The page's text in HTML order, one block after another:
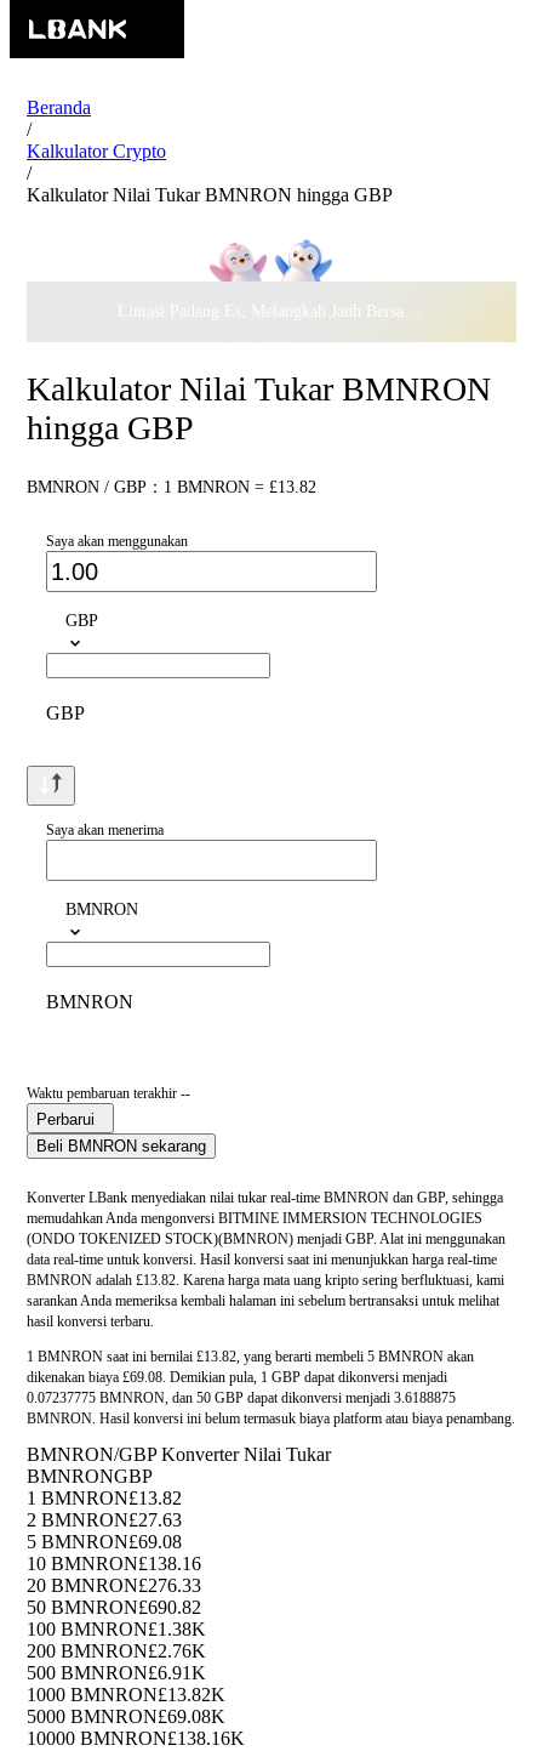
Beranda
/
Kalkulator Crypto
/
Kalkulator Nilai Tukar BMNRON hingga GBP
Lintasi Padang Es, Melangkah Jauh Bersama · Rayakan
Kalkulator Nilai Tukar BMNRON
hingga GBP
BMNRON / GBP：1 BMNRON = £13.82
Saya akan menggunakan
GBP
GBP
Saya akan menerima
BMNRON
BMNRON
Waktu pembaruan terakhir --
Perbarui
Beli BMNRON sekarang
Konverter LBank menyediakan nilai tukar real-time BMNRON dan GBP, sehingga
memudahkan Anda mengonversi BITMINE IMMERSION TECHNOLOGIES
(ONDO TOKENIZED STOCK)(BMNRON) menjadi GBP. Alat ini menggunakan
data real-time untuk konversi. Hasil konversi saat ini menunjukkan harga real-time
BMNRON adalah £13.82. Karena harga mata uang kripto sering berfluktuasi, kami
sarankan Anda memeriksa kembali halaman ini sebelum bertransaksi untuk melihat
hasil konversi terbaru.
1 BMNRON saat ini bernilai £13.82, yang berarti membeli 5 BMNRON akan
dikenakan biaya £69.08. Demikian pula, 1 GBP dapat dikonversi menjadi
0.07237775 BMNRON, dan 50 GBP dapat dikonversi menjadi 3.6188875
BMNRON. Hasil konversi ini belum termasuk biaya platform atau biaya penambang.
BMNRON/GBP Konverter Nilai Tukar
BMNRONGBP
1 BMNRON£13.82
2 BMNRON£27.63
5 BMNRON£69.08
10 BMNRON£138.16
20 BMNRON£276.33
50 BMNRON£690.82
100 BMNRON£1.38K
200 BMNRON£2.76K
500 BMNRON£6.91K
1000 BMNRON£13.82K
5000 BMNRON£69.08K
10000 BMNRON£138.16K